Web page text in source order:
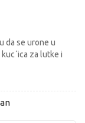
da se urone u
za lutke i